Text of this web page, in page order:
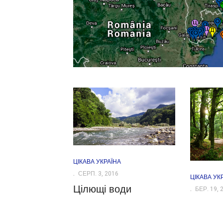
ЦІКАВА УКРАЇНА
СЕРП. 3, 2016
Цілющі води
ЦІКАВА
БЕР. 19,